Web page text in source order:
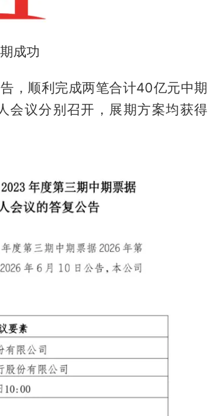
成功
，顺利完成两笔合计40亿元中期
会议分别召开，展期方案均获得